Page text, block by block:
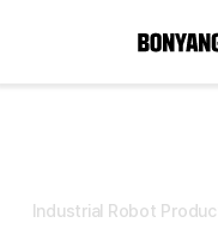
Industrial Robot